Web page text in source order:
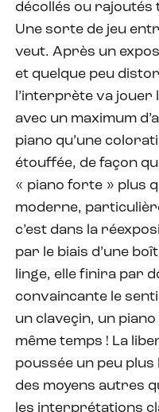
décollés ou rajoutés
Une sorte de jeu
veut. Après un
et quelque peu
l’interprète va jouer
avec un maximum
piano qu’une
étouffée, de façon
« piano forte » plus
moderne,
c’est dans la
par le biais d’une
linge, elle finira par
convaincante le
un claveçin, un
même temps ! La
poussée un peu plus
des moyens autres
les interprétations